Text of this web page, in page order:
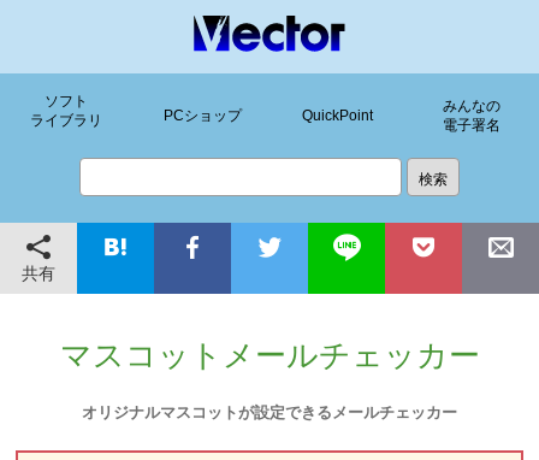
ソフト
ライブラリ
PCショップ QuickPoint
みんなの
電子署名
共有
マスコットメールチェッカー
オリジナルマスコットが設定できるメールチェッカー